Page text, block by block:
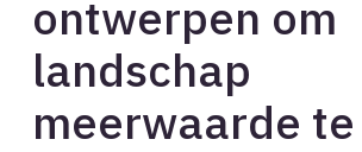
ontwerpen om
landschap
meerwaarde